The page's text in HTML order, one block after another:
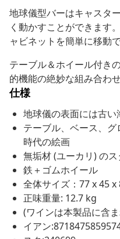
地球儀型バーはキャスタ
く動かすことができます
ャビネットを簡単に移動で
テーブル＆ホイール付き
的機能の絶妙な組み合わせ
仕様
地球儀の表面には古い
テーブル、ベース、
時代の絵画
無垢材 (ユーカリ) のス
鉄＋ゴムホイール
全体サイズ：77 x 45
正味重量: 12.7 kg
(ワインは本製品に含
イアン